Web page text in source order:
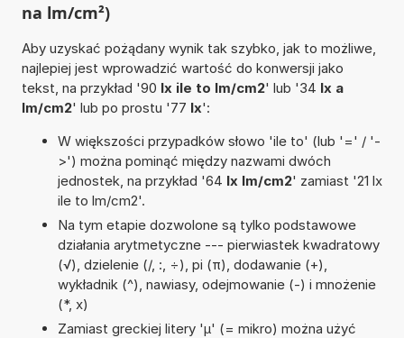
na lm/cm²)
Aby uzyskać pożądany wynik tak szybko, jak to możliwe,
najlepiej jest wprowadzić wartość do konwersji jako
tekst, na przykład '90 lx ile to lm/cm2' lub '34 lx a
lm/cm2' lub po prostu '77 lx':
W większości przypadków słowo 'ile to' (lub '=' / '-
>') można pominąć między nazwami dwóch
jednostek, na przykład '64 lx lm/cm2' zamiast '21 lx
ile to lm/cm2'.
Na tym etapie dozwolone są tylko podstawowe
działania arytmetyczne --- pierwiastek kwadratowy
(√), dzielenie (/, :, ÷), pi (π), dodawanie (+),
wykładnik (^), nawiasy, odejmowanie (-) i mnożenie
(*, x)
Zamiast greckiej litery 'µ' (= mikro) można użyć